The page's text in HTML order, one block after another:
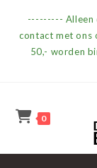
--------- Alleen
contact met ons
50,- worden
0